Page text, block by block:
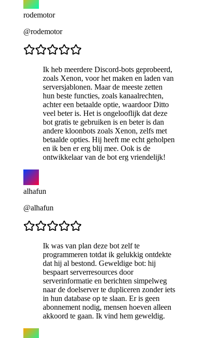
rodemotor
@rodemotor
Ik heb meerdere Discord-bots geprobeerd,
zoals Xenon, voor het maken en laden van
serversjablonen. Maar de meeste zetten
hun beste functies, zoals kanaalrechten,
achter een betaalde optie, waardoor Ditto
veel beter is. Het is ongelooflijk dat deze
bot gratis te gebruiken is en beter is dan
andere kloonbots zoals Xenon, zelfs met
betaalde opties. Hij heeft me echt geholpen
en ik ben er erg blij mee. Ook is de
ontwikkelaar van de bot erg vriendelijk!
alhafun
@alhafun
Ik was van plan deze bot zelf te
programmeren totdat ik gelukkig ontdekte
dat hij al bestond. Geweldige bot: hij
bespaart serverresources door
serverinformatie en berichten simpelweg
naar de doelserver te dupliceren zonder iets
in hun database op te slaan. Er is geen
abonnement nodig, mensen hoeven alleen
akkoord te gaan. Ik vind hem geweldig.